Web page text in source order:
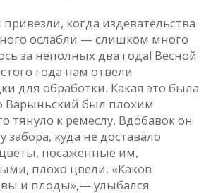
когда издевательства
ослабли — слишком много
за неполных два года! Весной
года нам отвели
для обработки. Какая это была
Варыньский был плохим
тянуло к ремеслу. Вдобавок он
забора, куда не доставало
посаженные им,
плохо цвели. «Каков
и плоды»,— улыбался